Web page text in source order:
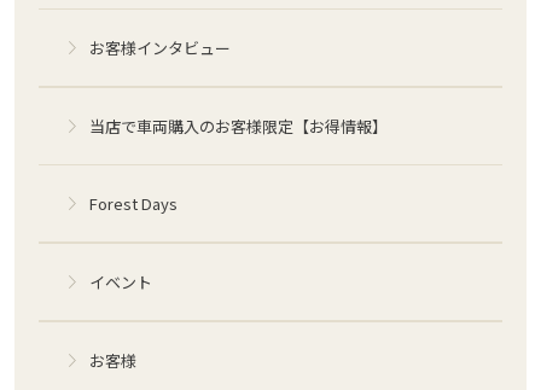
お客様インタビュー
当店で車両購入のお客様限定【お得情報】
Forest Days
イベント
お客様